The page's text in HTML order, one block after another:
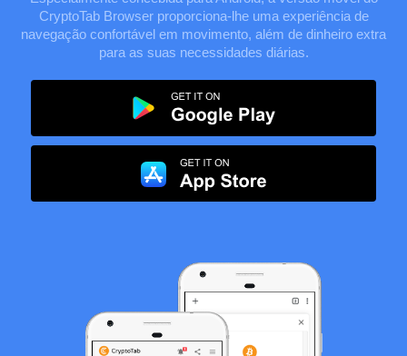
CryptoTab Browser proporciona-lhe uma experiência de
navegação confortável em movimento, além de dinheiro extra
para as suas necessidades diárias.